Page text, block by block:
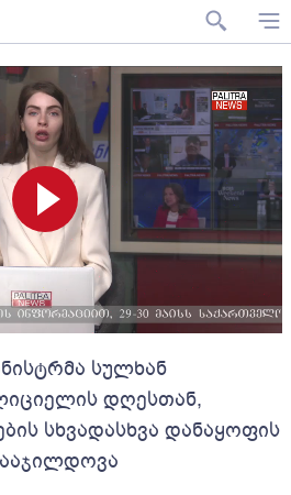
სულხან
დღესთან,
სხვადასხვა დანაყოფის